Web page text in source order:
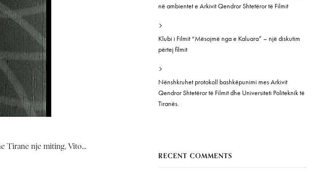
Tirane nje miting, Vito...
në ambientet e Arkivit Qendror Shtetëror të Filmit
Klubi i Filmit “Mësojmë nga e Kaluara” – një diskutim
përtej filmit
Nënshkruhet protokoll bashkëpunimi mes Arkivit
Qendror Shtetëror të Filmit dhe Universiteti Politeknik të
Tiranës.
RECENT COMMENTS